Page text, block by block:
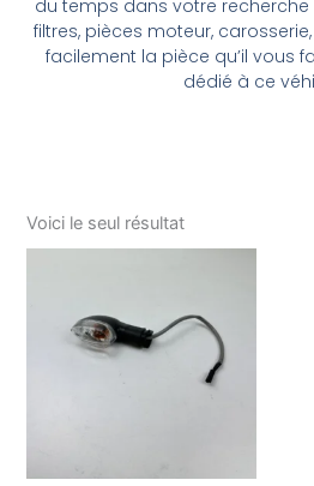
du temps dans votre recherche
filtres, pièces moteur,
facilement la pièce qu’il vous
dédié à ce
Voici le seul résultat